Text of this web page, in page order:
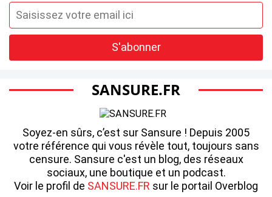
SANSURE.FR
Soyez-en sûrs, c’est sur Sansure ! Depuis 2005
votre référence qui vous révèle tout, toujours sans
censure. Sansure c'est un blog, des réseaux
sociaux, une boutique et un podcast.
Voir le profil de SANSURE.FR sur le portail Overblog